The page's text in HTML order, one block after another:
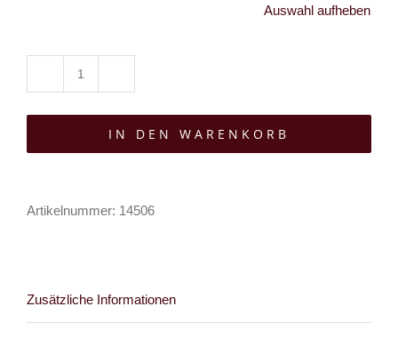
Auswahl aufheben
T-
Generis
IN DEN WARENKORB
Artikelnummer: 14506
Zusätzliche Informationen